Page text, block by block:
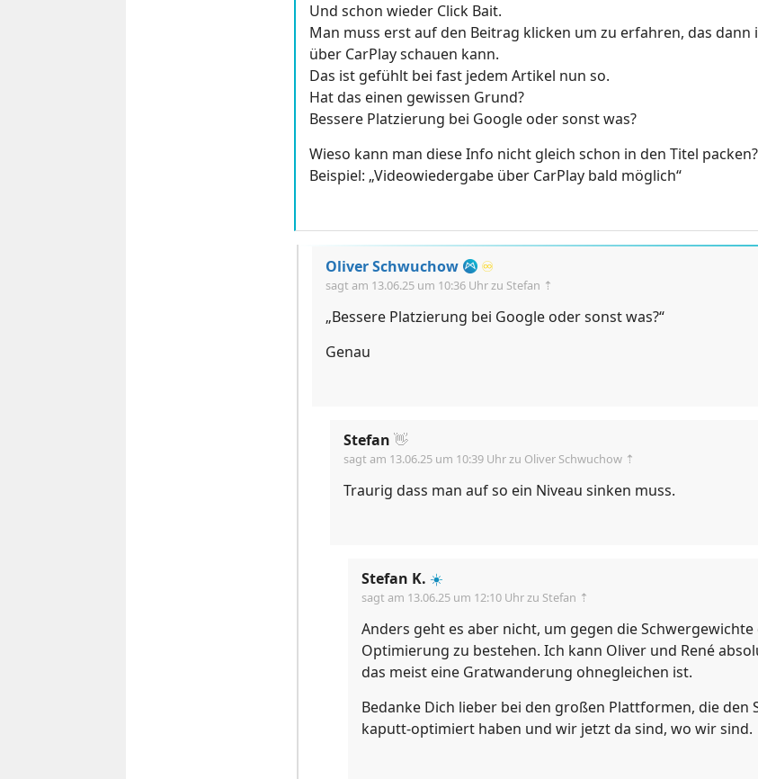
Und schon wieder Click Bait.
Man muss erst auf den Beitrag klicken um zu erfahren, das dann
über CarPlay schauen kann.
Das ist gefühlt bei fast jedem Artikel nun so.
Hat das einen gewissen Grund?
Bessere Platzierung bei Google oder sonst was?
Wieso kann man diese Info nicht gleich schon in den Titel packen?
Beispiel: „Videowiedergabe über CarPlay bald möglich“
Oliver Schwuchow ♾️
sagt am 13.06.25 um 10:36 Uhrzu Stefan ⇡
„Bessere Platzierung bei Google oder sonst was?“
Genau
Stefan 👋
sagt am 13.06.25 um 10:39 Uhrzu Oliver Schwuchow ⇡
Traurig dass man auf so ein Niveau sinken muss.
Stefan K. ☀️
sagt am 13.06.25 um 12:10 Uhrzu Stefan ⇡
Anders geht es aber nicht, um gegen die Schwergewichte
Optimierung zu bestehen. Ich kann Oliver und René
das meist eine Gratwanderung ohnegleichen ist.
Bedanke Dich lieber bei den großen Plattformen, die den
kaputt-optimiert haben und wir jetzt da sind, wo wir sind.